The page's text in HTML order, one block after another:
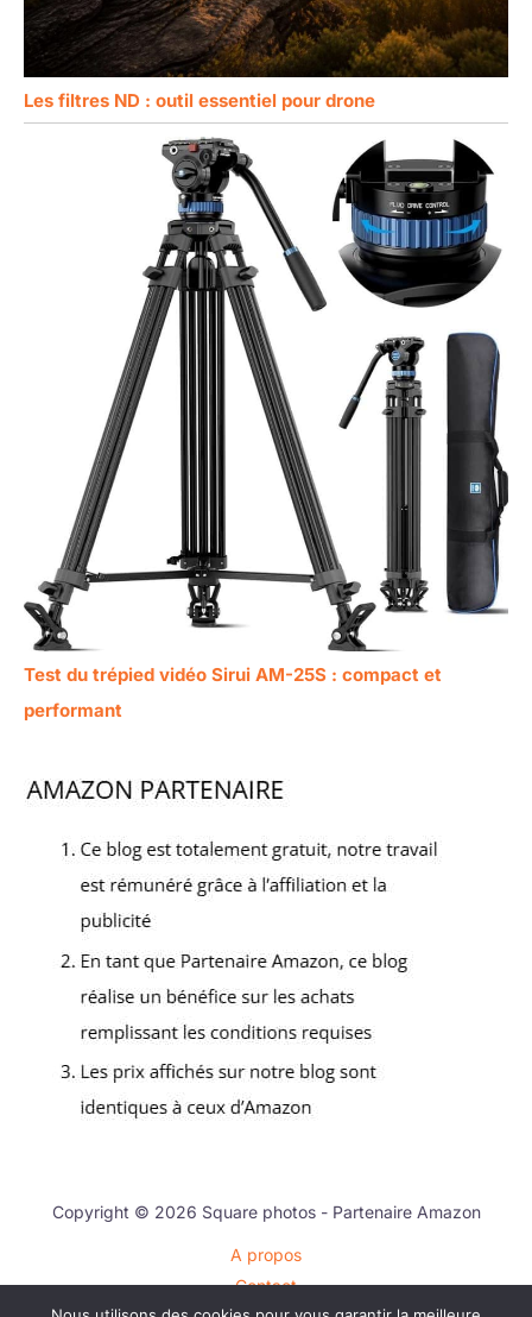
Les filtres ND : outil essentiel pour drone
Test du trépied vidéo Sirui AM-25S : compact et
performant
Copyright © 2026 Square photos - Partenaire Amazon
A propos
Contact